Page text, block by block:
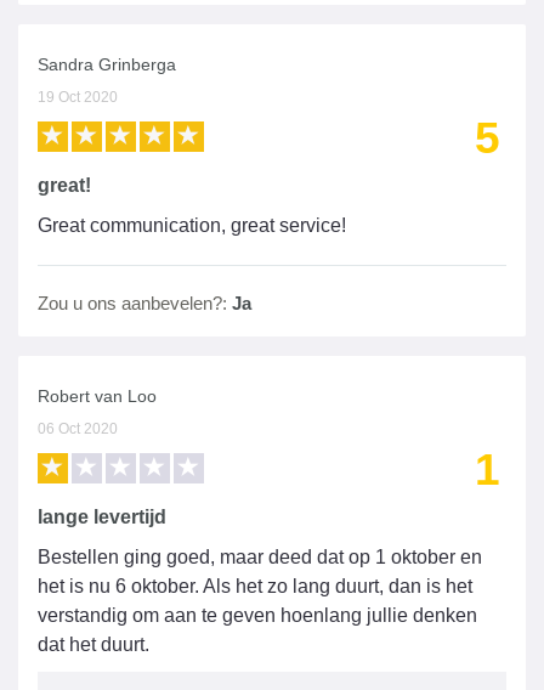
Sandra Grinberga
19 Oct 2020
5
great!
Great communication, great service!
Zou u ons aanbevelen?: Ja
Robert van Loo
06 Oct 2020
1
lange levertijd
Bestellen ging goed, maar deed dat op 1 oktober en
het is nu 6 oktober. Als het zo lang duurt, dan is het
verstandig om aan te geven hoenlang jullie denken
dat het duurt.